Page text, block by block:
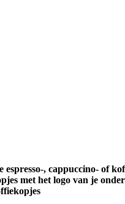
, cappuccino- of
met het logo van je